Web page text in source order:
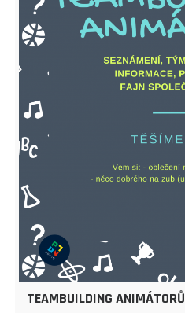
TEAMBUILDING ANIMÁTORŮ